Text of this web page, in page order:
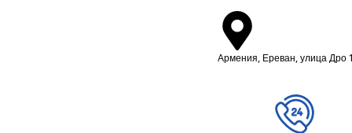
Армения, Ереван, улица Дро